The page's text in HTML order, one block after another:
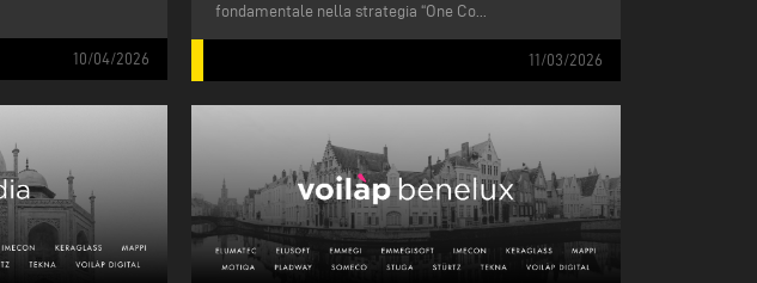
10/04/2026
fondamentale nella strategia “One Co...
11/03/2026